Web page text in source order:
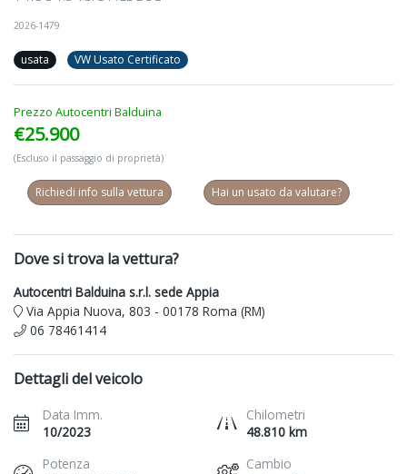
2026-1479
usata VW Usato Certificato
Prezzo Autocentri Balduina
€25.900
(Escluso il passaggio di proprietà)
Richiedi info sulla vettura Hai un usato da valutare?
Dove si trova la vettura?
Autocentri Balduina s.r.l. sede Appia
Via Appia Nuova, 803 - 00178 Roma (RM)
06 78461414
Dettagli del veicolo
Data Imm.
10/2023
Chilometri
48.810 km
Potenza
Cambio